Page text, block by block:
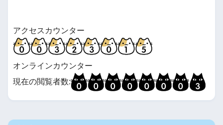
アクセスカウンター
オンラインカウンター
現在の閲覧者数: